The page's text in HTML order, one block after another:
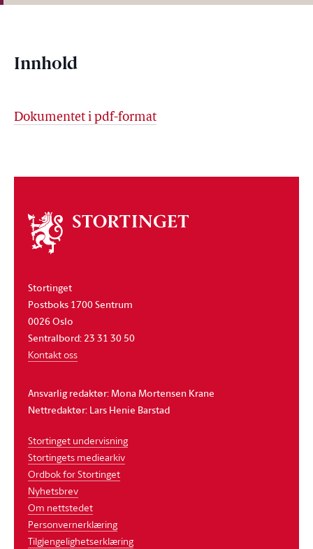
Innhold
Dokumentet i pdf-format
Om
stortinget
Stortinget
Postboks 1700 Sentrum
0026 Oslo
Sentralbord: 23 31 30 50
Kontakt oss
Ansvarlig redaktør: Mona Mortensen Krane
Nettredaktør: Lars Henie Barstad
Stortinget undervisning
Stortingets mediearkiv
Ordbok for Stortinget
Nyhetsbrev
Om nettstedet
Personvernerklæring
Tilgjengelighetserklæring